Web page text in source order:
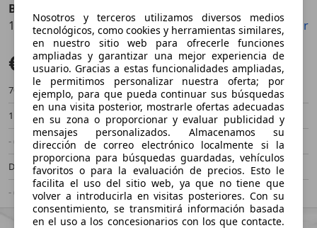
Anterior
BMW 118
118dA Business
Guardar Compartir
€ 23.900 Súper oferta
70.000 km
01/2022
110 kW (150 CV)
Ocasión
- (Propietarios)
Automático
Diésel
4,2 l/100 km (mixto)
- (g/km)
-/-
Nosotros y terceros utilizamos diversos medios
tecnológicos, como cookies y herramientas similares,
en nuestro sitio web para ofrecerle funciones
ampliadas y garantizar una mejor experiencia de
usuario. Gracias a estas funcionalidades ampliadas,
le permitimos personalizar nuestra oferta; por
ejemplo, para que pueda continuar sus búsquedas
en una visita posterior, mostrarle ofertas adecuadas
en su zona o proporcionar y evaluar publicidad y
mensajes personalizados. Almacenamos su
dirección de correo electrónico localmente si la
proporciona para búsquedas guardadas, vehículos
favoritos o para la evaluación de precios. Esto le
facilita el uso del sitio web, ya que no tiene que
volver a introducirla en visitas posteriores. Con su
consentimiento, se transmitirá información basada
en el uso a los concesionarios con los que contacte.